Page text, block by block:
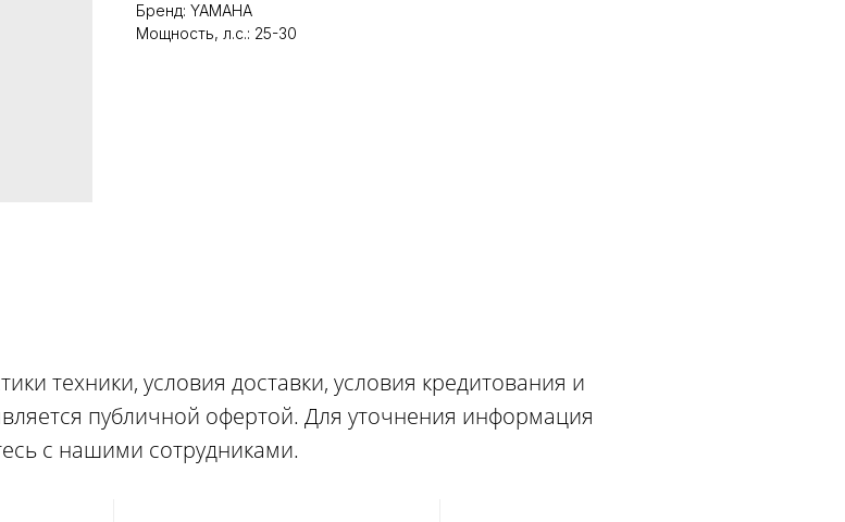
Бренд: YAMAHA
Мощность, л.с.: 25-30
техники, условия доставки, условия кредитования и
публичной офертой. Для уточнения информация
с нашими сотрудниками.